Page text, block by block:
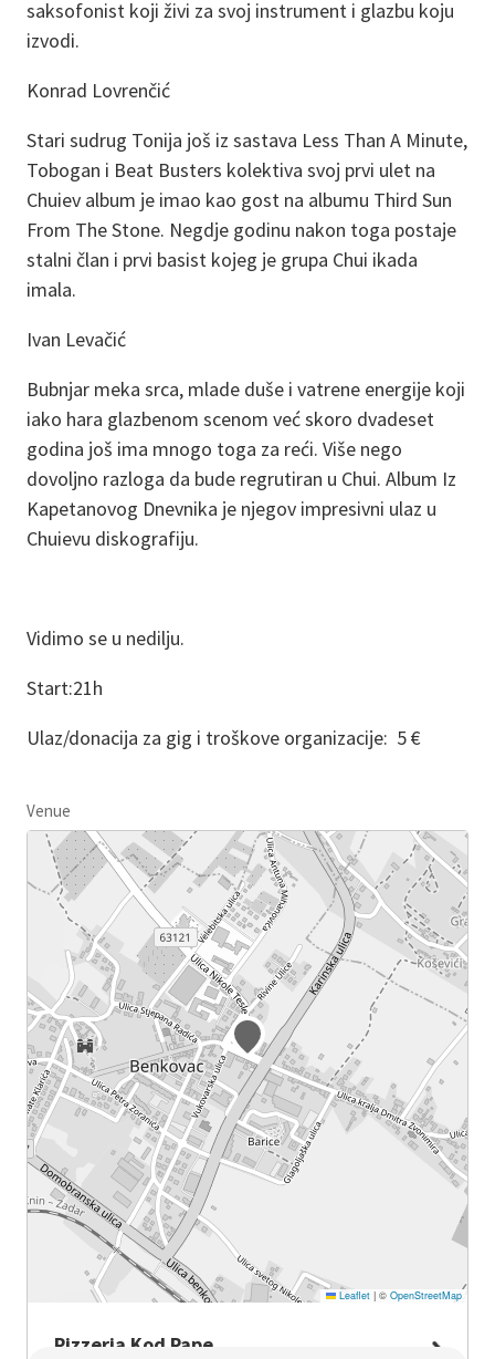
saksofonist koji živi za svoj instrument i glazbu koju
izvodi.
Konrad Lovrenčić
Stari sudrug Tonija još iz sastava Less Than A Minute,
Tobogan i Beat Busters kolektiva svoj prvi ulet na
Chuiev album je imao kao gost na albumu Third Sun
From The Stone. Negdje godinu nakon toga postaje
stalni član i prvi basist kojeg je grupa Chui ikada
imala.
Ivan Levačić
Bubnjar meka srca, mlade duše i vatrene energije koji
iako hara glazbenom scenom već skoro dvadeset
godina još ima mnogo toga za reći. Više nego
dovoljno razloga da bude regrutiran u Chui. Album Iz
Kapetanovog Dnevnika je njegov impresivni ulaz u
Chuievu diskografiju.
Vidimo se u nedilju.
Start:21h
Ulaz/donacija za gig i troškove organizacije: 5 €
Venue
Leaflet |© OpenStreetMap
Pizzeria Kod Pape